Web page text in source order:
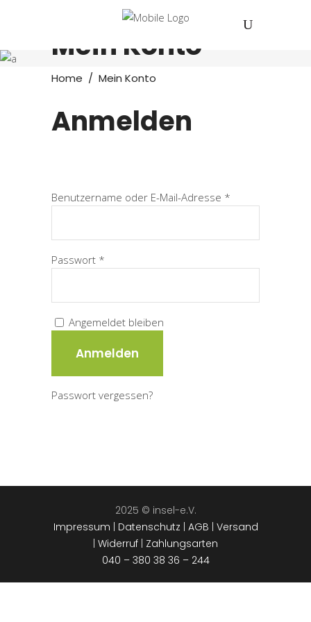
Mein Konto
Home / Mein Konto
Anmelden
Benutzername oder E-Mail-Adresse *
Passwort *
Angemeldet bleiben
Anmelden
Passwort vergessen?
2025 © insel-e.V.
Impressum | Datenschutz | AGB | Versand
| Widerruf | Zahlungsarten
040 – 380 38 36 – 244